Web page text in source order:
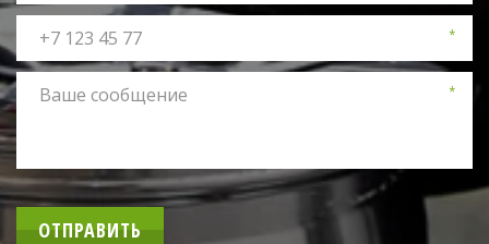
*
*
ОТПРАВИТЬ